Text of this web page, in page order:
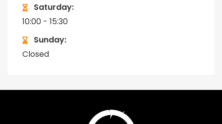
Saturday
10:00 - 15:30
Sunday
Closed